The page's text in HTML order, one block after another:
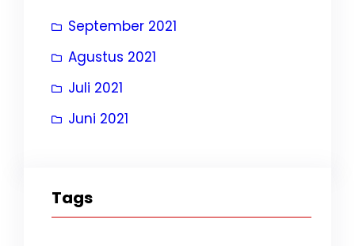
September 2021
Agustus 2021
Juli 2021
Juni 2021
Tags